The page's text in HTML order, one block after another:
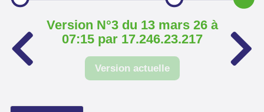
Version N°3 du 13 mars 26 à
07:15 par 17.246.23.217
Version actuelle